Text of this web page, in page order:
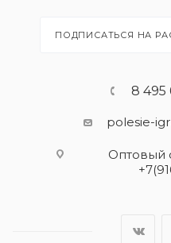
ПОДПИСАТЬСЯ НА
8 495
polesie-
Оптовый